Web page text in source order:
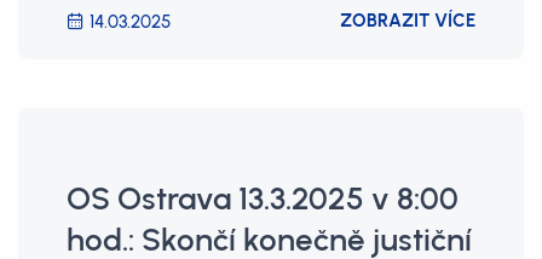
14.03.2025 ZOBRAZIT VÍCE
OS Ostrava 13.3.2025 v 8:00
hod.: Skončí konečně justiční